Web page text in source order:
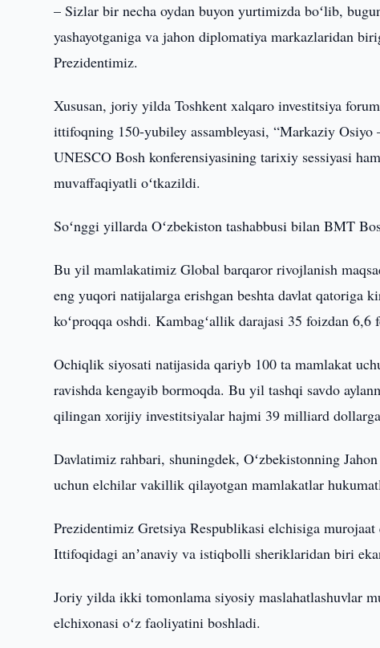
– Sizlar bir necha oydan buyon yurtimizda boʻlib,
yashayotganiga va jahon diplomatiya markazlaridan
Prezidentimiz.
Xususan, joriy yilda Toshkent xalqaro investitsiya
ittifoqning 150-yubiley assambleyasi, “Markaziy
UNESCO Bosh konferensiyasining tarixiy sessiyasi
muvaffaqiyatli oʻtkazildi.
Soʻnggi yillarda Oʻzbekiston tashabbusi bilan BMT
Bu yil mamlakatimiz Global barqaror rivojlanish
eng yuqori natijalarga erishgan beshta davlat
koʻproqqa oshdi. Kambagʻallik darajasi 35 foizdan 6,6
Ochiqlik siyosati natijasida qariyb 100 ta mamlakat
ravishda kengayib bormoqda. Bu yil tashqi savdo
qilingan xorijiy investitsiyalar hajmi 39 milliard
Davlatimiz rahbari, shuningdek, Oʻzbekistonning
uchun elchilar vakillik qilayotgan mamlakatlar
Prezidentimiz Gretsiya Respublikasi elchisiga
Ittifoqidagi anʼanaviy va istiqbolli sheriklaridan biri
Joriy yilda ikki tomonlama siyosiy maslahatlashuvlar
elchixonasi oʻz faoliyatini boshladi.